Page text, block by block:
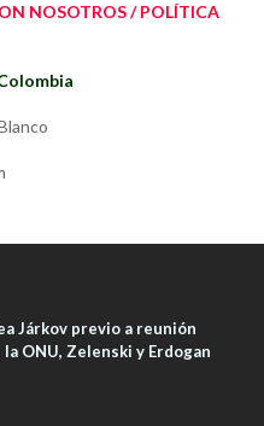
NOSOTROS / POLÍTICA
Járkov previo a reunión
ONU, Zelenski y Erdogan